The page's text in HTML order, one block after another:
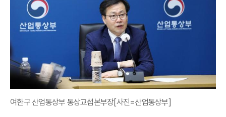
여한구 산업통상부 통상교섭본부장[사진=산업통상부]